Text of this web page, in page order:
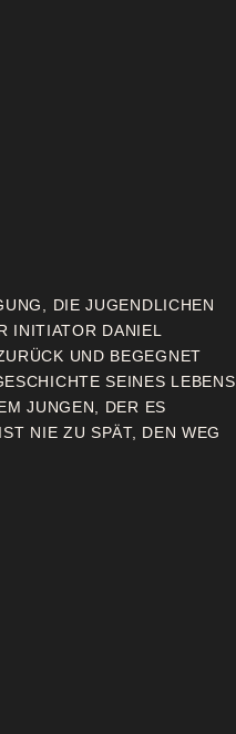
DIE JUGENDLICHEN
INITIATOR DANIEL
UND BEGEGNET
SEINES LEBENS
JUNGEN, DER ES
NIE ZU SPÄT, DEN WEG